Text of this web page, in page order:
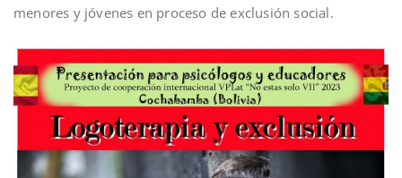
menores y jóvenes en proceso de exclusión social.